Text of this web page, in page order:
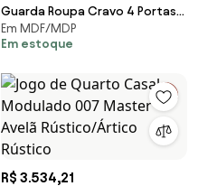
Guarda Roupa Cravo 4 Portas
Com Cama Solteiro Embutida
Branco
Em MDF/MDP
Em estoque
R$ 3.534,21